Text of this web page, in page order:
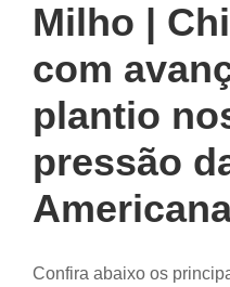
Milho |
com
plantio
pressão
Confira abaixo os